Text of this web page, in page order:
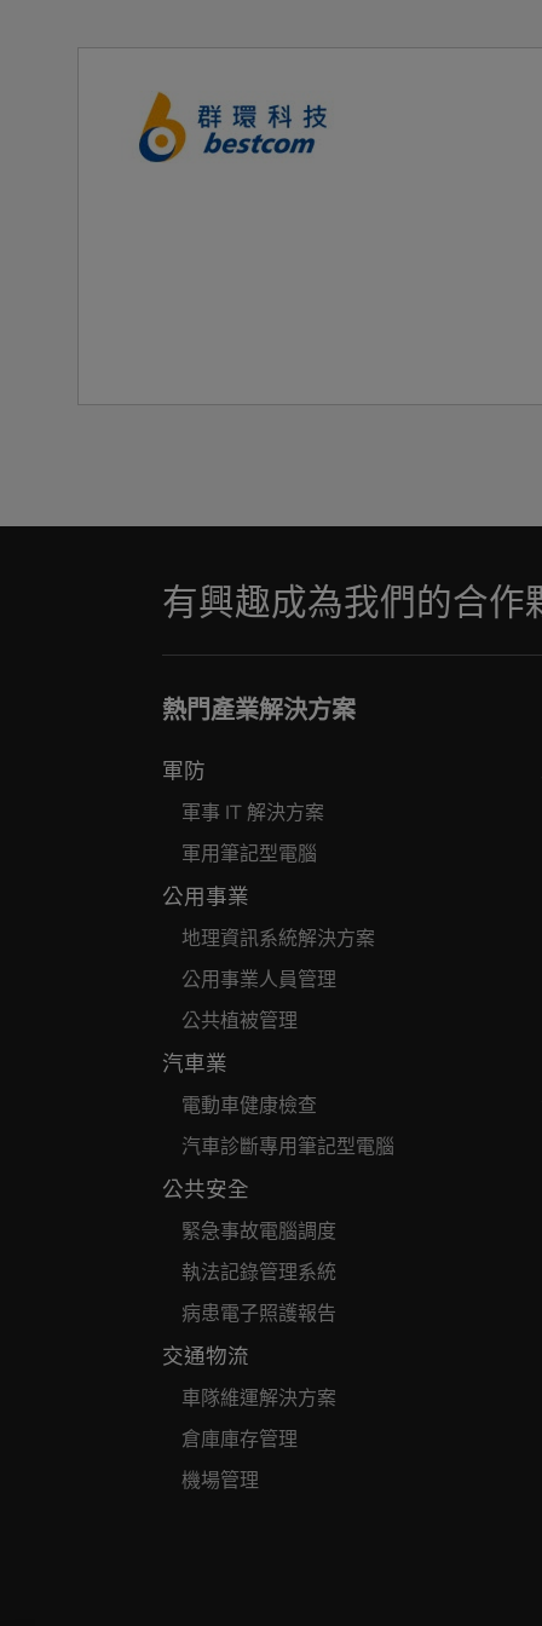
有興趣成為我們的合作
熱門產業解決方案
軍防
軍事 IT 解決方案
軍用筆記型電腦
公用事業
地理資訊系統解決方案
公用事業人員管理
公共植被管理
汽車業
電動車健康檢查
汽車診斷專用筆記型電腦
公共安全
緊急事故電腦調度
執法記錄管理系統
病患電子照護報告
交通物流
車隊維運解決方案
倉庫庫存管理
機場管理